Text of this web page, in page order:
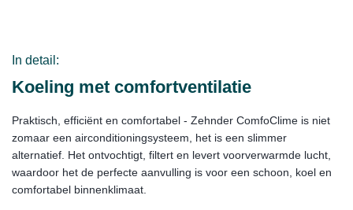
In detail:
Koeling met comfortventilatie
Praktisch, efficiënt en comfortabel - Zehnder ComfoClime is niet
zomaar een airconditioningsysteem, het is een slimmer
alternatief. Het ontvochtigt, filtert en levert voorverwarmde lucht,
waardoor het de perfecte aanvulling is voor een schoon, koel en
comfortabel binnenklimaat.